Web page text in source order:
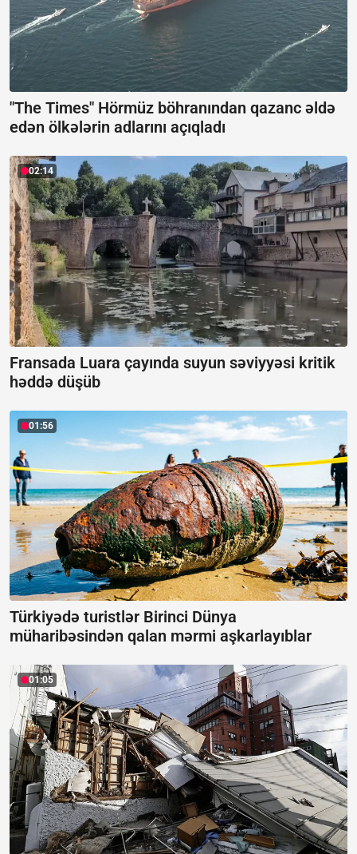
"The Times" Hörmüz böhranından qazanc əldə
edən ölkələrin adlarını açıqladı
02:14
Fransada Luara çayında suyun səviyyəsi kritik
həddə düşüb
01:56
Türkiyədə turistlər Birinci Dünya
müharibəsindən qalan mərmi aşkarlayıblar
01:05